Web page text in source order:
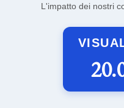
L'impatto dei nostri